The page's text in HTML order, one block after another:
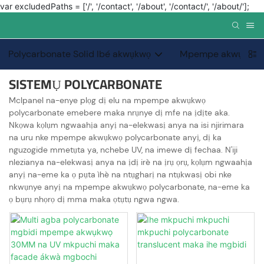
var excludedPaths = ['/', '/contact', '/about', '/contact/', '/about/'];
Polycarbonate Solid Ibé akwụkwọ Mpempe akwụkwọ
SISTEMỤ POLYCARBONATE
Mclpanel na-enye plọg dị elu na mpempe akwụkwọ
polycarbonate emebere maka nrụnye dị mfe na ịdịte aka.
Nkọwa kọlụm ngwaahịa anyị na-elekwasị anya na isi njirimara
na uru nke mpempe akwụkwọ polycarbonate anyị, dị ka
nguzogide mmetụta ya, nchebe UV, na imewe dị fechaa. N'iji
nlezianya na-elekwasị anya na ịdị irè na ịrụ ọrụ, kọlụm ngwaahịa
anyị na-eme ka ọ pụta ìhè na ntụgharị na ntụkwasị obi nke
nkwụnye anyị na mpempe akwụkwọ polycarbonate, na-eme ka
ọ bụrụ nhọrọ dị mma maka ọtụtụ ngwa ngwa.